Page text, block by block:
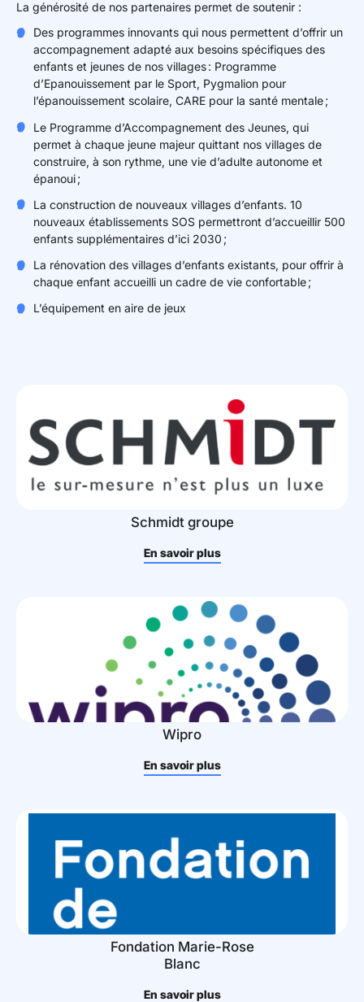
La générosité de nos partenaires permet de soutenir :
Des programmes innovants qui nous permettent d’offrir un
accompagnement adapté aux besoins spécifiques des
enfants et jeunes de nos villages : Programme
d’Epanouissement par le Sport, Pygmalion pour
l’épanouissement scolaire, CARE pour la santé mentale ;
Le Programme d’Accompagnement des Jeunes, qui
permet à chaque jeune majeur quittant nos villages de
construire, à son rythme, une vie d’adulte autonome et
épanoui ;
La construction de nouveaux villages d’enfants. 10
nouveaux établissements SOS permettront d’accueillir 500
enfants supplémentaires d’ici 2030 ;
La rénovation des villages d’enfants existants, pour offrir à
chaque enfant accueilli un cadre de vie confortable ;
L’équipement en aire de jeux
Schmidt groupe
En savoir plus
Wipro
En savoir plus
Fondation Marie-Rose
Blanc
En savoir plus